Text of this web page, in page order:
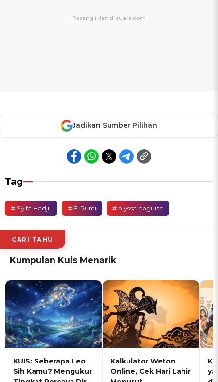
Jadikan Sumber Pilihan
Tag
# Syifa Hadju # El Rumi # alyssa daguise
CARI TAHU
Kumpulan Kuis Menarik
KUIS: Seberapa Leo
Sih Kamu? Mengukur
Kalkulator Weton
Online, Cek Hari Lahir